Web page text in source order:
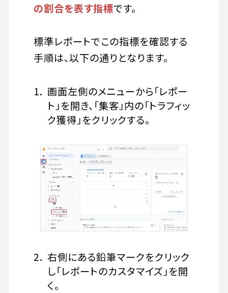
の割合を表す指標です。
標準レポートでこの指標を確認する
手順は、以下の通りとなります。
画面左側のメニューから「レポー
ト」を開き、「集客」内の「トラフィッ
ク獲得」をクリックする。
右側にある鉛筆マークをクリック
し「レポートのカスタマイズ」を開
く。